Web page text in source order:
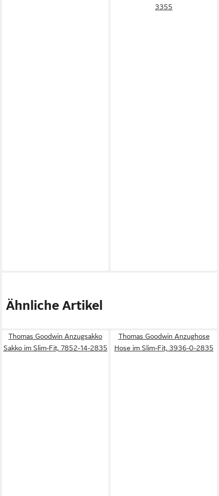
3355
Ähnliche Artikel
Thomas Goodwin Anzugsakko
Sakko im Slim-Fit, 7852-14-2835
Thomas Goodwin Anzughose
Hose im Slim-Fit, 3936-0-2835